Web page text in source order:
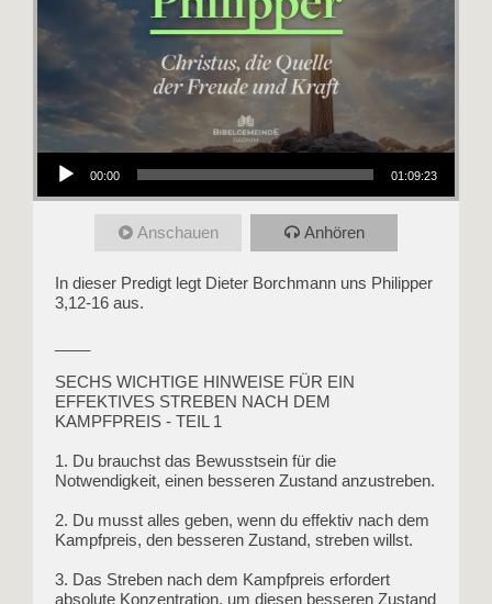
Audio-Player
00:00 01:09:23
Anschauen Anhören
In dieser Predigt legt Dieter Borchmann uns Philipper
3,12-16 aus.
SECHS WICHTIGE HINWEISE FÜR EIN
EFFEKTIVES STREBEN NACH DEM
KAMPFPREIS - TEIL 1
1. Du brauchst das Bewusstsein für die
Notwendigkeit, einen besseren Zustand anzustreben.
2. Du musst alles geben, wenn du effektiv nach dem
Kampfpreis, den besseren Zustand, streben willst.
3. Das Streben nach dem Kampfpreis erfordert
absolute Konzentration, um diesen besseren Zustand